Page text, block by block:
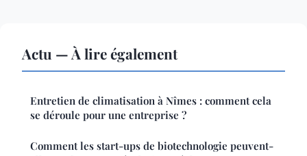
Actu — À lire également
Entretien de climatisation à Nîmes : comment cela
se déroule pour une entreprise ?
Comment les start-ups de biotechnologie peuvent-